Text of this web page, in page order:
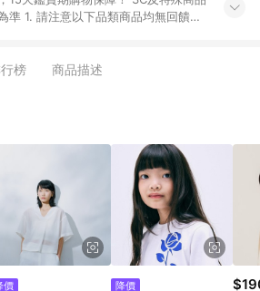
回饋：
/拍立得 [2024/6/1起適用] -內接硬
點回饋者 - 購物中心商店之商品：商
/購物金/超贈點/福利金/紅利折抵/折
宗採購或批發轉賣不具回饋資格： 如
購、批發轉賣而非最終消費使用者，
之認定為準
榜 商品描述
價 降價